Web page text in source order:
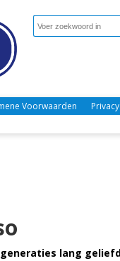
Voorwaarden
generaties lang